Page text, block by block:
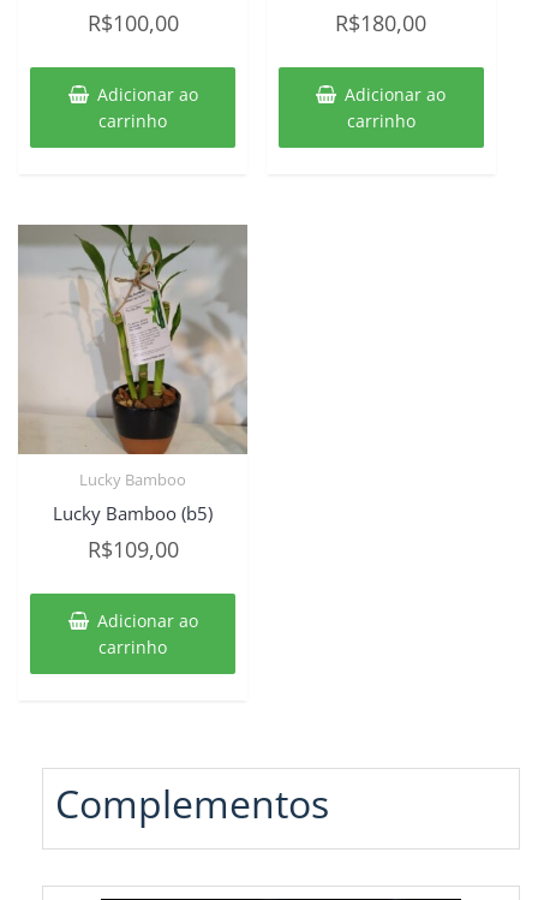
R$100,00
Adicionar ao
carrinho
R$180,00
Adicionar ao
carrinho
Lucky Bamboo
Lucky Bamboo (b5)
R$109,00
Adicionar ao
carrinho
Complementos